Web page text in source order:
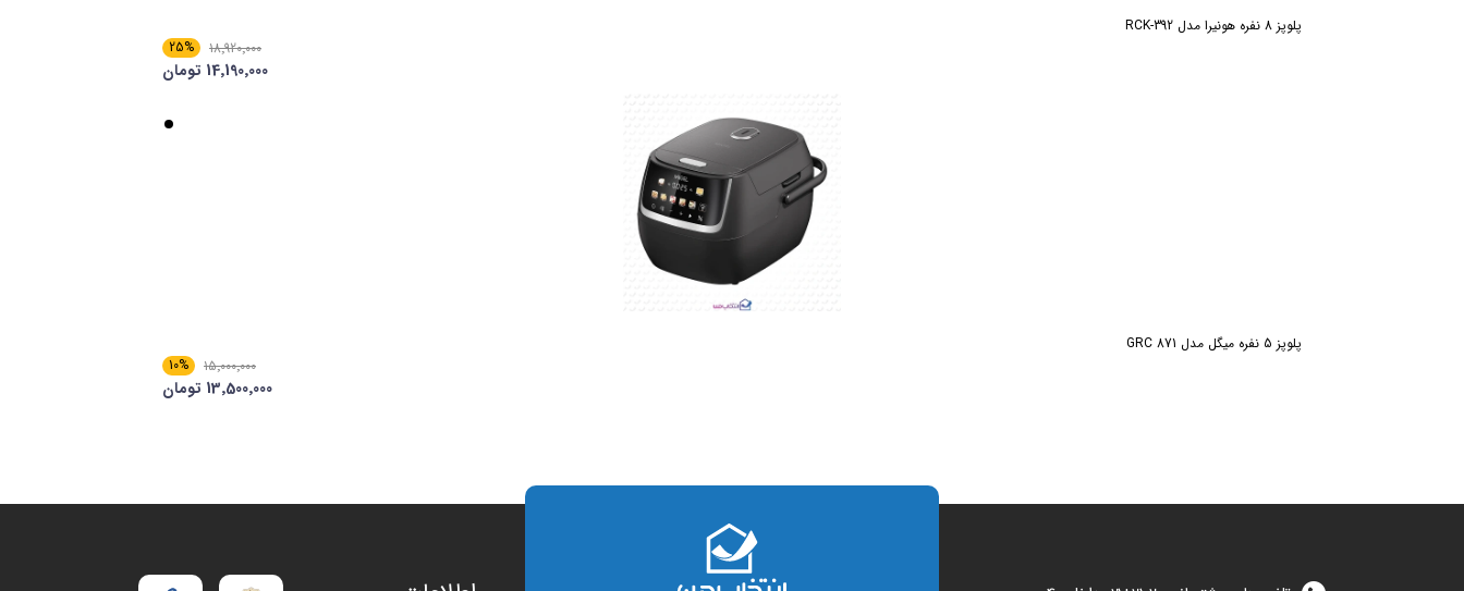
پلوپز 8 نفره هونیرا مدل RCK-392
18٬920٬000
25%
14٬190٬000 تومان
پلوپز 5 نفره میگل مدل GRC 871
15٬000٬000
10%
13٬500٬000 تومان